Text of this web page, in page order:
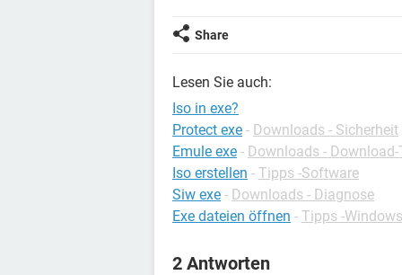
Share
Lesen Sie auch:
Iso in exe?
Protect exe - Downloads - Sicherheit
Emule exe - Downloads - Download-
Iso erstellen - Tipps -Software
Siw exe - Downloads - Diagnose
Exe dateien öffnen - Tipps -Windows
2 Antworten